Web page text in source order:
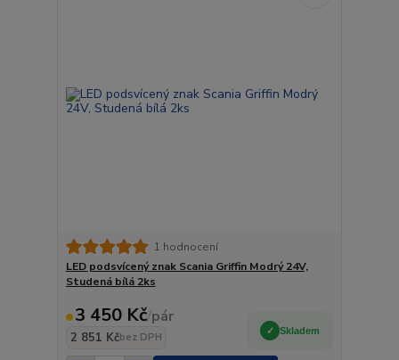
1 hodnocení
LED podsvícený znak Scania Griffin Modrý 24V,
Studená bílá 2ks
3 450 Kč/pár
2 851 Kčbez DPH
Skladem